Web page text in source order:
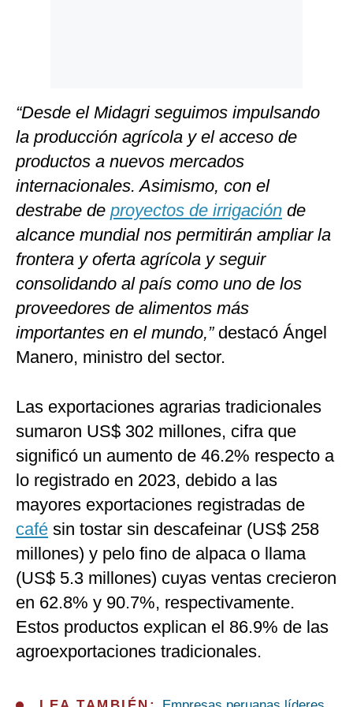
“Desde el Midagri seguimos impulsando
la producción agrícola y el acceso de
productos a nuevos mercados
internacionales. Asimismo, con el
destrabe de proyectos de irrigación de
alcance mundial nos permitirán ampliar la
frontera y oferta agrícola y seguir
consolidando al país como uno de los
proveedores de alimentos más
importantes en el mundo,”destacó Ángel
Manero, ministro del sector.
Las exportaciones agrarias tradicionales
sumaron US$ 302 millones, cifra que
significó un aumento de 46.2% respecto a
lo registrado en 2023, debido a las
mayores exportaciones registradas de
café sin tostar sin descafeinar (US$ 258
millones) y pelo fino de alpaca o llama
(US$ 5.3 millones) cuyas ventas crecieron
en 62.8% y 90.7%, respectivamente.
Estos productos explican el 86.9% de las
agroexportaciones tradicionales.